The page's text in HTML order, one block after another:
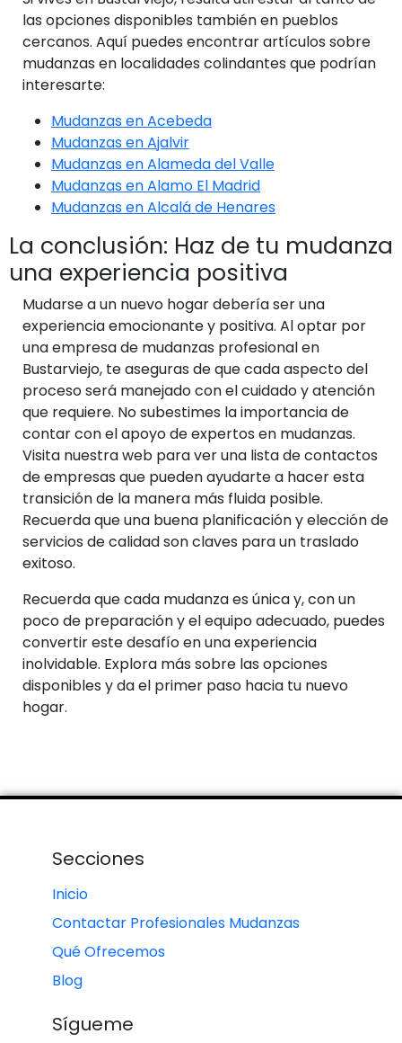
las opciones disponibles también en pueblos
cercanos. Aquí puedes encontrar artículos sobre
mudanzas en localidades colindantes que podrían
interesarte:
Mudanzas en Acebeda
Mudanzas en Ajalvir
Mudanzas en Alameda del Valle
Mudanzas en Alamo El Madrid
Mudanzas en Alcalá de Henares
La conclusión: Haz de tu mudanza
una experiencia positiva
Mudarse a un nuevo hogar debería ser una
experiencia emocionante y positiva. Al optar por
una empresa de mudanzas profesional en
Bustarviejo, te aseguras de que cada aspecto del
proceso será manejado con el cuidado y atención
que requiere. No subestimes la importancia de
contar con el apoyo de expertos en mudanzas.
Visita nuestra web para ver una lista de contactos
de empresas que pueden ayudarte a hacer esta
transición de la manera más fluida posible.
Recuerda que una buena planificación y elección de
servicios de calidad son claves para un traslado
exitoso.
Recuerda que cada mudanza es única y, con un
poco de preparación y el equipo adecuado, puedes
convertir este desafío en una experiencia
inolvidable. Explora más sobre las opciones
disponibles y da el primer paso hacia tu nuevo
hogar.
Secciones
Inicio
Contactar Profesionales Mudanzas
Qué Ofrecemos
Blog
Sígueme